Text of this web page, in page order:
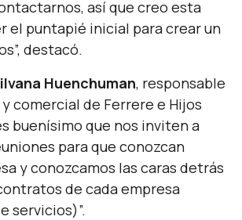
así que creo esta
el puntapié inicial para crear un
”, destacó.
Huenchuman, responsable
comercial de Ferrere e Hijos
buenísimo que nos inviten a
para que conozcan
y conozcamos las caras detrás
de cada empresa
servicios)”.